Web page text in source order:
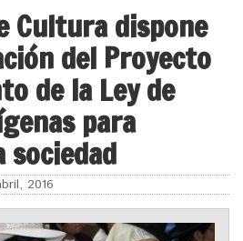
Cultura dispone
del Proyecto
de la Ley de
para
sociedad
2016